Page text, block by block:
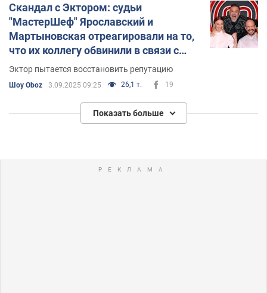
Скандал с Эктором: судьи
"МастерШеф" Ярославский и
Мартыновская отреагировали на то,
что их коллегу обвинили в связи с
несовершеннолетними
Эктор пытается восстановить репутацию
Шоу Oboz 3.09.2025 09:25 26,1 т. 19
Показать больше